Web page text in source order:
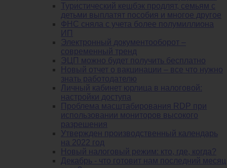
Туристический кешбэк продлят, семьям с
детьми выплатят пособия и многое другое
ФНС сняла с учета более полумиллиона
ИП
Электронный документооборот –
современный тренд
ЭЦП можно будет получить бесплатно
Новый отчет о вакцинации – все что нужно
знать работодателю
Личный кабинет юрлица в налоговой:
настройки доступа
Проблема масштабирования RDP при
использовании мониторов высокого
разрешения
Утвержден производственный календарь
на 2022 год
Новый налоговый режим: кто, где, когда?
Декабрь - что готовит нам последний месяц